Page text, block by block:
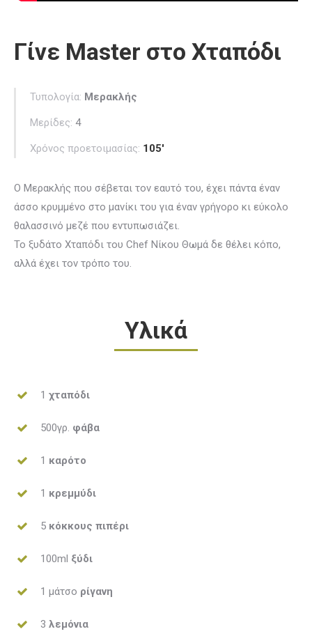
Γίνε Master στο Χταπόδι
Τυπολογία: Μερακλής
Μερίδες: 4
Χρόνος προετοιμασίας: 105′
Ο Μερακλής που σέβεται τον εαυτό του, έχει πάντα έναν
άσσο κρυμμένο στο μανίκι του για έναν γρήγορο κι εύκολο
θαλασσινό μεζέ που εντυπωσιάζει.
Το ξυδάτο Χταπόδι του Chef Νίκου Θωμά δε θέλει κόπο,
αλλά έχει τον τρόπο του.
Υλικά
1 χταπόδι
500γρ. φάβα
1 καρότο
1 κρεμμύδι
5 κόκκους πιπέρι
100ml ξύδι
1 μάτσο ρίγανη
3 λεμόνια